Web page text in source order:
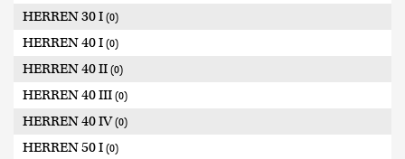
HERREN 30 I (0)
HERREN 40 I (0)
HERREN 40 II (0)
HERREN 40 III (0)
HERREN 40 IV(0)
HERREN 50 I (0)